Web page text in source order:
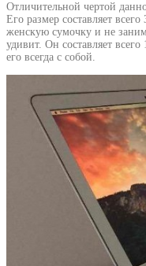
Отличительной чертой
Его размер составляет
женскую сумочку и не
удивит. Он составляет
его всегда с собой.